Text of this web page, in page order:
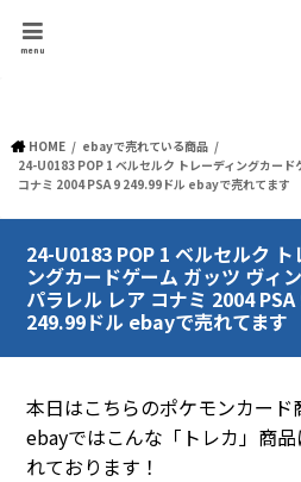
menu
HOME
ebayで売れている商品
24-U0183 POP 1 ベルセルク トレーディングカード
コナミ 2004 PSA 9 249.99ドル ebayで売れてます
24-U0183 POP 1 ベルセルク ト
ングカードゲーム ガッツ ヴィ
パラレル レア コナミ 2004 PSA
249.99ドル ebayで売れてます
本日はこちらのポケモンカード
ebayではこんな「トレカ」商
れております！